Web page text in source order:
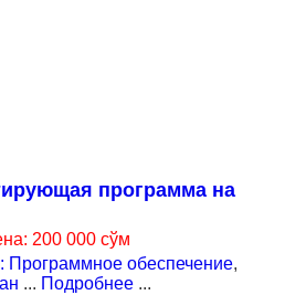
программа на
200 000 сўм
Программное обеспечение,
... Подробнее ...